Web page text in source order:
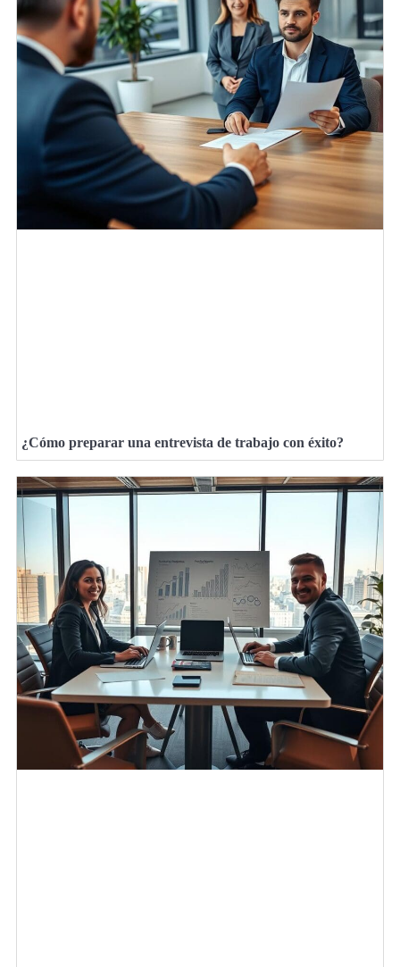
¿Cómo preparar una entrevista de trabajo con éxito?